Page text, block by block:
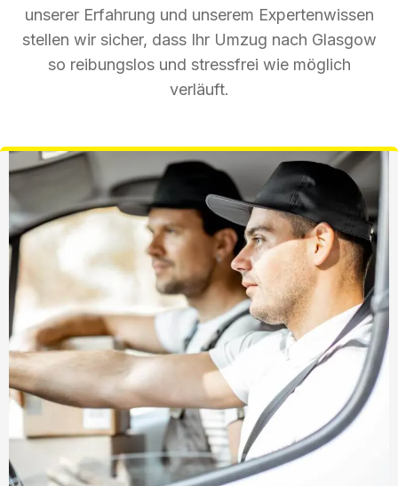
unserer Erfahrung und unserem Expertenwissen
stellen wir sicher, dass Ihr Umzug nach Glasgow
so reibungslos und stressfrei wie möglich
verläuft.